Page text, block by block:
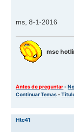
ms, 8-1-2016
msc
Antes de preguntar-
Continuar Temas-
Htc41